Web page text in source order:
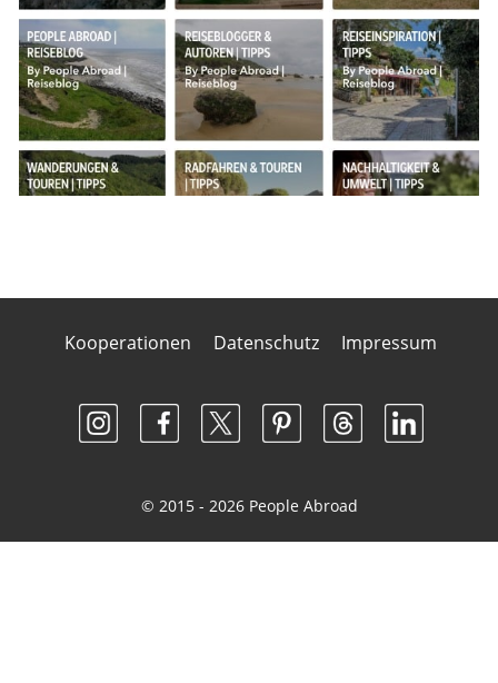
Kooperationen Datenschutz Impressum
© 2015 - 2026 People Abroad